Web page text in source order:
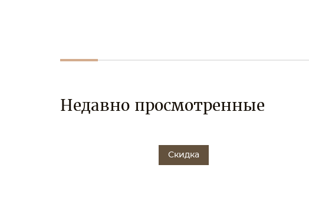
Недавно просмотренные
Скидка